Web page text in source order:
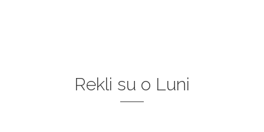
Rekli su o Luni